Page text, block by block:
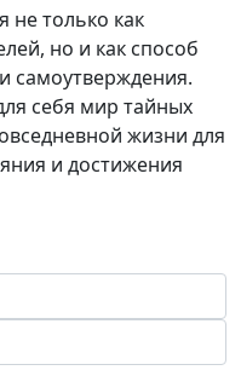
не только как
но и как способ
самоутверждения.
себя мир тайных
жизни для
и достижения